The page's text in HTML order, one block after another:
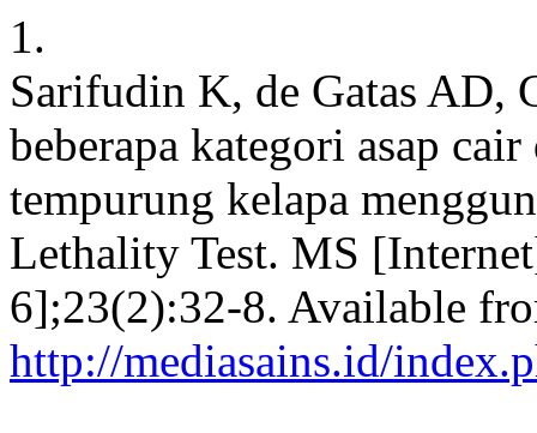
1.
Sarifudin K, de Gatas AD,
beberapa kategori asap
tempurung kelapa
Lethality Test. MS
6];23(2):32-8. Available
http://mediasains.id/